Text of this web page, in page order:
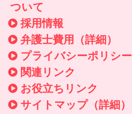
ついて
採用情報
弁護士費用（詳細）
プライバシーポリシー
関連リンク
お役立ちリンク
サイトマップ（詳細）